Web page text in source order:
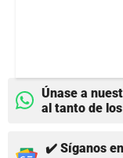
Únase a
al tanto de
✔️ Síganos